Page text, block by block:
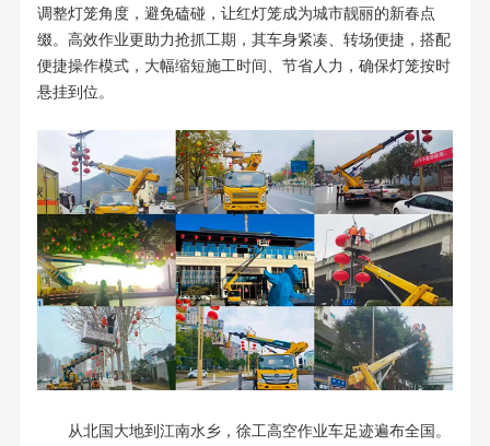
调整灯笼角度，避免磕碰，让红灯笼成为城市靓丽的新春点
缀。高效作业更助力抢抓工期，其车身紧凑、转场便捷，搭配
便捷操作模式，大幅缩短施工时间、节省人力，确保灯笼按时
悬挂到位。
从北国大地到江南水乡，徐工高空作业车足迹遍布全国。